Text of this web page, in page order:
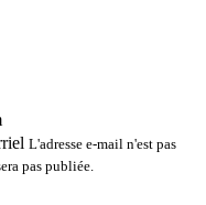
L'adresse e-mail n'est pas
pas publiée.